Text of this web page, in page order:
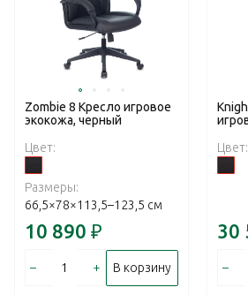
Zombie 8 Кресло игровое
экокожа, черный
Цвет:
Размеры:
66,5×78×113,5–123,5 см
10 890 ₽
– + В корзину
Цвет:
30
–